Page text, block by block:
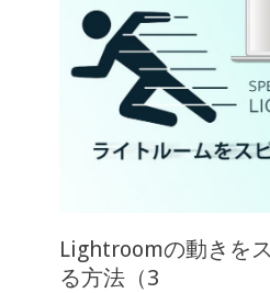
Lightroomの動きを
る方法（3